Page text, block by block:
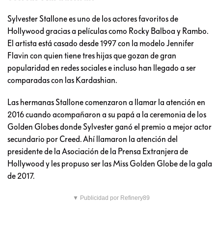
Sylvester Stallone es uno de los actores favoritos de
Hollywood gracias a películas como Rocky Balboa y Rambo.
El artista está casado desde 1997 con la modelo Jennifer
Flavin con quien tiene tres hijas que gozan de gran
popularidad en redes sociales e incluso han llegado a ser
comparadas con las Kardashian.
Las hermanas Stallone comenzaron a llamar la atención en
2016 cuando acompañaron a su papá a la ceremonia de los
Golden Globes donde Sylvester ganó el premio a mejor actor
secundario por Creed. Ahí llamaron la atención del
presidente de la Asociación de la Prensa Extranjera de
Hollywood y les propuso ser las Miss Golden Globe de la gala
de 2017.
▼ Publicidad por Refinery89